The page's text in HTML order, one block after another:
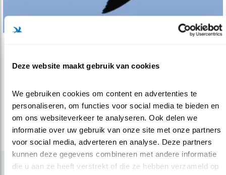
Deze website maakt gebruik van cookies
We gebruiken cookies om content en advertenties te
personaliseren, om functies voor social media te bieden en
om ons websiteverkeer te analyseren. Ook delen we
informatie over uw gebruik van onze site met onze partners
voor social media, adverteren en analyse. Deze partners
kunnen deze gegevens combineren met andere informatie
die u aan ze heeft verstrekt of die ze hebben verzameld op
Zenderonderzoek zet bescherming in gang
kán opleveren.
lees meer